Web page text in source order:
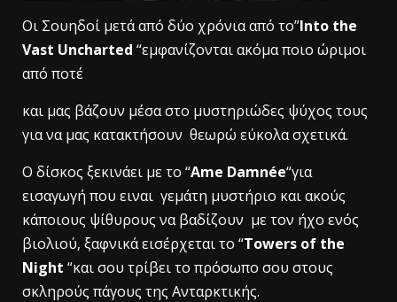
Οι Σουηδοί μετά από δύο χρόνια από το”Into the
Vast Uncharted “εμφανίζονται ακόμα ποιο ώριμοι
από ποτέ
και μας βάζουν μέσα στο μυστηριώδες ψύχος τους
για να μας κατακτήσουν θεωρώ εύκολα σχετικά.
Ο δίσκος ξεκινάει με το “Ame Damnée“για
εισαγωγή που ειναι γεμάτη μυστήριο και ακούς
κάποιους ψίθυρους να βαδίζουν με τον ήχο ενός
βιολιού, ξαφνικά εισέρχεται το “Towers of the
Night “και σου τρίβει το πρόσωπο σου στους
σκληρούς πάγους της Ανταρκτικής.